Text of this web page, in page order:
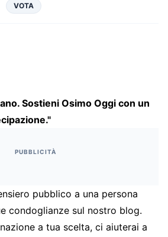
VOTA
Sostieni Osimo Oggi con un
PUBBLICITÀ
pubblico a una persona
condoglianze sul nostro blog.
a tua scelta, ci aiuterai a